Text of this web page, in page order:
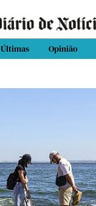
Últimas Opinião